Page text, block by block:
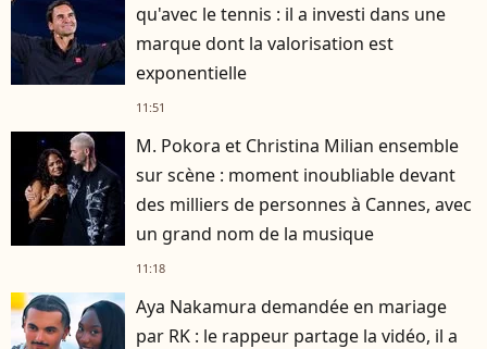
qu'avec le tennis : il a investi dans une
marque dont la valorisation est
exponentielle
11:51
M. Pokora et Christina Milian ensemble
sur scène : moment inoubliable devant
des milliers de personnes à Cannes, avec
un grand nom de la musique
11:18
Aya Nakamura demandée en mariage
par RK : le rappeur partage la vidéo, il a